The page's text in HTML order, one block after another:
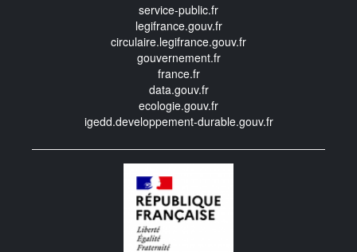
service-public.fr
legifrance.gouv.fr
circulaire.legifrance.gouv.fr
gouvernement.fr
france.fr
data.gouv.fr
ecologie.gouv.fr
igedd.developpement-durable.gouv.fr